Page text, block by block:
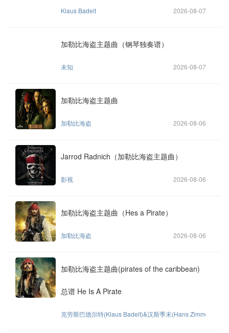
Klaus Badelt 2026-08-07
加勒比海盗主题曲（钢琴独奏谱）
未知 2026-08-07
加勒比海盗主题曲
加勒比海盗 2026-08-06
Jarrod Radnich（加勒比海盗主题曲）
影视 2026-08-06
加勒比海盗主题曲（Hes a Pirate）
加勒比海盗 2026-08-06
加勒比海盗主题曲(pirates of the caribbean)
总谱 He Is A Pirate
克劳斯巴德尔特(Klaus Badelt)&汉斯季末(Hans Zimmer)